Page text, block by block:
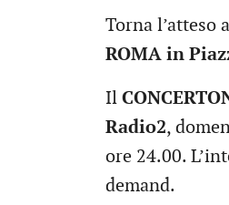
Torna l’atteso
ROMA in
Il
Radio2,
ore 24.00.
demand.